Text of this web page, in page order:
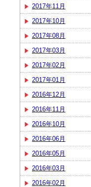
2017年11月
2017年10月
2017年08月
2017年03月
2017年02月
2017年01月
2016年12月
2016年11月
2016年10月
2016年06月
2016年05月
2016年03月
2016年02月